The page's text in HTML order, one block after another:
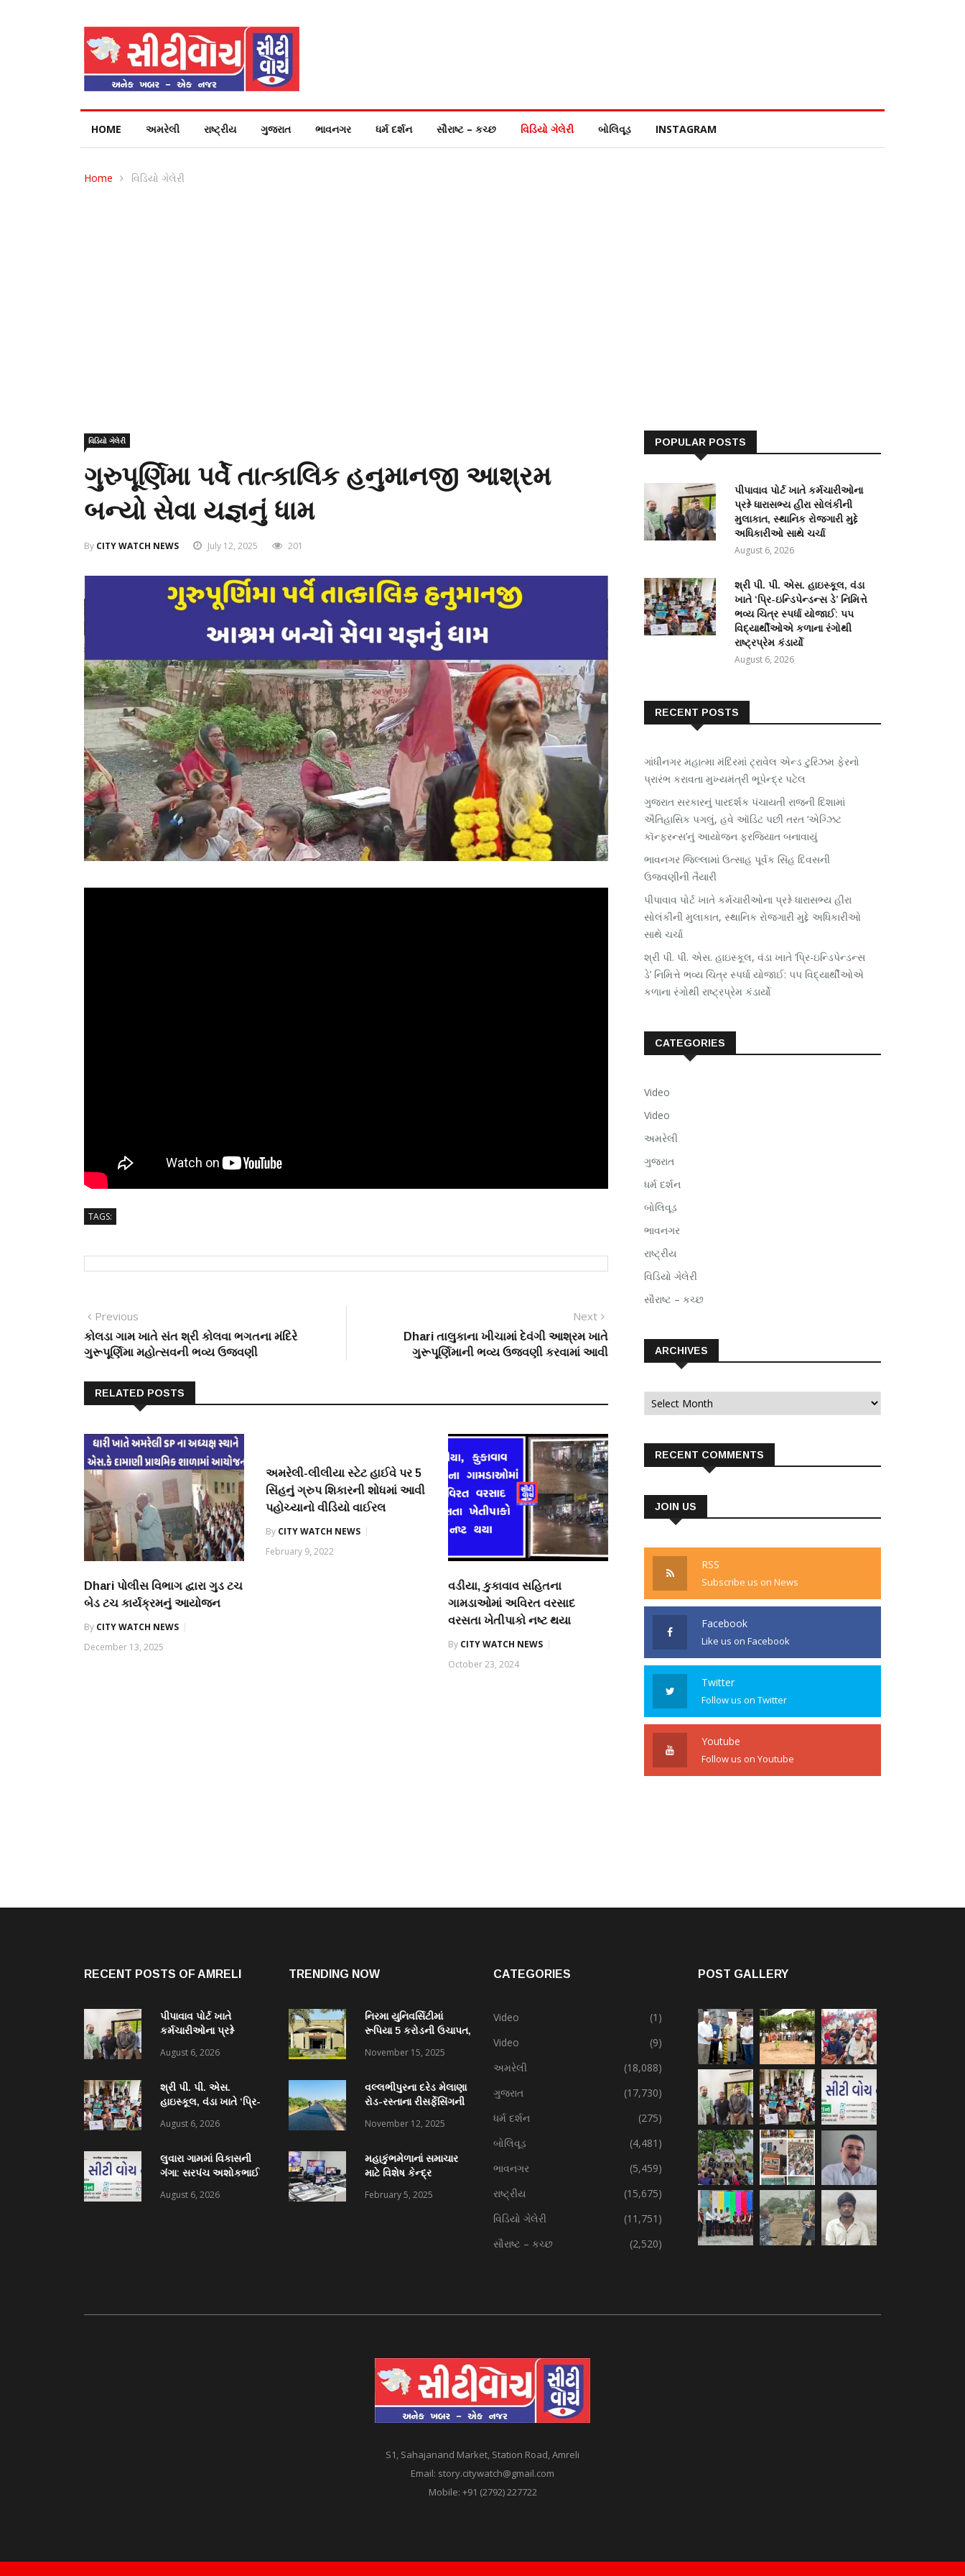
HOME અમરેલી રાષ્ટ્રીય ગુજરાત ભાવનગર ધર્મ દર્શન સૌરાષ્ટ – કચ્છ વિડિયો ગેલેરી બોલિવૂડ INSTAGRAM
Home વિડિયો ગેલેરી
વિડિયો ગેલેરી
ગુરુપૂર્ણિમા પર્વે તાત્કાલિક હનુમાનજી આશ્રમ
બન્યો સેવા યજ્ઞનું ધામ
By CITY WATCH NEWS July 12, 2025 201
TAGS:
Post
navigation
Previous
post:
કોલડા ગામ ખાતે સંત શ્રી કોલવા ભગતના મંદિરે
ગુરૂપૂર્ણિમા મહોત્સવની ભવ્ય ઉજવણી
Next
post:
Dhari તાલુકાના ખીચામાં દેવંગી આશ્રમ ખાતે
ગુરૂપૂર્ણિમાની ભવ્ય ઉજવણી કરવામાં આવી
RELATED POSTS
Dhari પોલીસ વિભાગ દ્વારા ગુડ ટચ
બેડ ટચ કાર્યક્રમનું આયોજન
By CITY WATCH NEWS
December 13, 2025
અમરેલી-લીલીયા સ્ટેટ હાઈવે પર 5
સિંહનું ગ્રુપ શિકારની શોધમાં આવી
પહોચ્યાનો વીડિયો વાઈરલ
By CITY WATCH NEWS
February 9, 2022
વડીયા, કુકાવાવ સહિતના
ગામડાઓમાં અવિરત વરસાદ
વરસતા ખેતીપાકો નષ્ટ થયા
By CITY WATCH NEWS
October 23, 2024
POPULAR POSTS
પીપાવાવ પોર્ટ ખાતે કર્મચારીઓના
પ્રશ્ને ધારાસભ્ય હીરા સોલંકીની
મુલાકાત, સ્થાનિક રોજગારી મુદ્દે
અધિકારીઓ સાથે ચર્ચા
August 6, 2026
શ્રી પી. પી. એસ. હાઇસ્કૂલ, વંડા
ખાતે ‘પ્રિ-ઇન્ડિપેન્ડન્સ ડે’ નિમિત્તે
ભવ્ય ચિત્ર સ્પર્ધા યોજાઈ: ૫૫
વિદ્યાર્થીઓએ કળાના રંગોથી
રાષ્ટ્રપ્રેમ કંડાર્યો
August 6, 2026
RECENT POSTS
ગાંધીનગર મહાત્મા મંદિરમાં ટ્રાવેલ એન્ડ ટુરિઝમ ફેરનો
પ્રારંભ કરાવતા મુખ્યમંત્રી ભૂપેન્દ્ર પટેલ
ગુજરાત સરકારનું પારદર્શક પંચાયતી રાજની દિશામાં
ઐતિહાસિક પગલું, હવે ઑડિટ પછી તરત ‘એગ્ઝિટ
કૉન્ફરન્સ’નું આયોજન ફરજિયાત બનાવાયું
ભાવનગર જિલ્લામાં ઉત્સાહ પૂર્વક સિંહ દિવસની
ઉજવણીની તૈયારી
પીપાવાવ પોર્ટ ખાતે કર્મચારીઓના પ્રશ્ને ધારાસભ્ય હીરા
સોલંકીની મુલાકાત, સ્થાનિક રોજગારી મુદ્દે અધિકારીઓ
સાથે ચર્ચા
શ્રી પી. પી. એસ. હાઇસ્કૂલ, વંડા ખાતે ‘પ્રિ-ઇન્ડિપેન્ડન્સ
ડે’ નિમિત્તે ભવ્ય ચિત્ર સ્પર્ધા યોજાઈ: ૫૫ વિદ્યાર્થીઓએ
કળાના રંગોથી રાષ્ટ્રપ્રેમ કંડાર્યો
CATEGORIES
Video
Video
અમરેલી
ગુજરાત
ધર્મ દર્શન
બોલિવૂડ
ભાવનગર
રાષ્ટ્રીય
વિડિયો ગેલેરી
સૌરાષ્ટ – કચ્છ
ARCHIVES
Archives
RECENT COMMENTS
JOIN US
RSS
Subscribe us on News
Facebook
Like us on Facebook
Twitter
Follow us on Twitter
Youtube
Follow us on Youtube
RECENT POSTS OF AMRELI
પીપાવાવ પોર્ટ ખાતે
કર્મચારીઓના પ્રશ્ને
મુલાકાત, સ્થાનિક
સાથે ચર્ચા
August 6, 2026
શ્રી પી. પી. એસ.
હાઇસ્કૂલ, વંડા ખાતે ‘પ્રિ-
ભવ્ય ચિત્ર સ્પર્ધા યોજાઈ:
રંગોથી રાષ્ટ્રપ્રેમ કંડાર્યો
August 6, 2026
લુવારા ગામમાં વિકાસની
ગંગા: સરપંચ અશોકભાઈ
₹18.50 લાખની ગ્રાન્ટ
August 6, 2026
TRENDING NOW
નિરમા યુનિવર્સિટીમાં
રૂપિયા 5 કરોડની ઉચાપત,
ફરિયાદ
November 15, 2025
વલ્લભીપુરના દરેડ મેલાણા
રોડ-રસ્તાના રીસર્ફેસિંગની
November 12, 2025
મહાકુંભમેળાનાં સમાચાર
માટે વિશેષ કેન્દ્ર
February 5, 2025
CATEGORIES
Video
(1)
Video
(9)
અમરેલી
(18,088)
ગુજરાત
(17,730)
ધર્મ દર્શન
(275)
બોલિવૂડ
(4,481)
ભાવનગર
(5,459)
રાષ્ટ્રીય
(15,675)
વિડિયો ગેલેરી
(11,751)
સૌરાષ્ટ – કચ્છ
(2,520)
POST GALLERY
S1, Sahajanand Market, Station Road, Amreli
Email: story.citywatch@gmail.com
Mobile: +91 (2792) 227722